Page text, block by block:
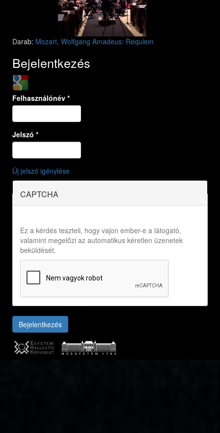
Darab: Mozart, Wolfgang Amadeus: Requiem
Bejelentkezés
Login with Google
Felhasználónév *
Jelszó *
Új jelszó igénylése
CAPTCHA
Ez a kérdés teszteli, hogy vajon ember-e a látogató,
valamint megelőzi az automatikus kéretlen üzenetek
beküldését.
Bejelentkezés